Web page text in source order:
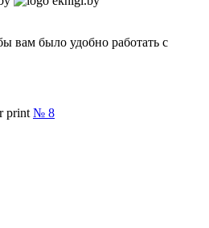
вам было удобно работать с
№ 8